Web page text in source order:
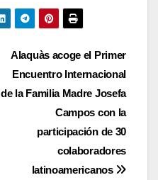
Alaquàs acoge el Primer
Encuentro Internacional
de la Familia Madre Josefa
Campos con la
participación de 30
colaboradores
latinoamericanos